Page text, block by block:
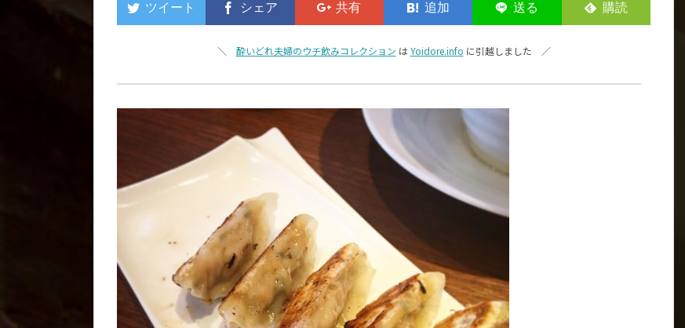
＼ 酔いどれ夫婦のウチ飲みコレクション は Yoidore.info に引越しました ／